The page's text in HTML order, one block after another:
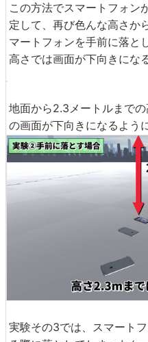
この方法でスマートフォン
定して、再び色んな高さか
マートフォンを手前に落と
高さでは画面が下向きにな
地面から2.3メートルまで
の画面が下向きになるよう
実験その3では、スマート